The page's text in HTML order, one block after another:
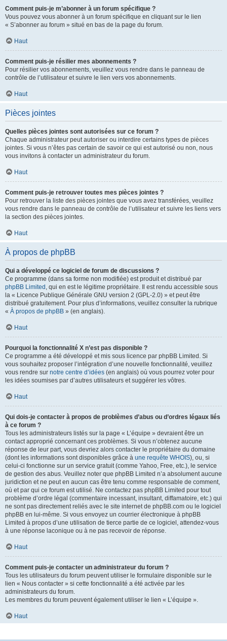
Comment puis-je m’abonner à un forum spécifique ?
Vous pouvez vous abonner à un forum spécifique en cliquant sur le lien
« S’abonner au forum » situé en bas de la page du forum.
Haut
Comment puis-je résilier mes abonnements ?
Pour résilier vos abonnements, veuillez vous rendre dans le panneau de
contrôle de l’utilisateur et suivre le lien vers vos abonnements.
Haut
Pièces jointes
Quelles pièces jointes sont autorisées sur ce forum ?
Chaque administrateur peut autoriser ou interdire certains types de pièces
jointes. Si vous n’êtes pas certain de savoir ce qui est autorisé ou non, nous
vous invitons à contacter un administrateur du forum.
Haut
Comment puis-je retrouver toutes mes pièces jointes ?
Pour retrouver la liste des pièces jointes que vous avez transférées, veuillez
vous rendre dans le panneau de contrôle de l’utilisateur et suivre les liens vers
la section des pièces jointes.
Haut
À propos de phpBB
Qui a développé ce logiciel de forum de discussions ?
Ce programme (dans sa forme non modifiée) est produit et distribué par
phpBB Limited , qui en est le légitime propriétaire. Il est rendu accessible sous
la « Licence Publique Générale GNU version 2 (GPL-2.0) » et peut être
distribué gratuitement. Pour plus d’informations, veuillez consulter la rubrique
« À propos de phpBB » (en anglais).
Haut
Pourquoi la fonctionnalité X n’est pas disponible ?
Ce programme a été développé et mis sous licence par phpBB Limited. Si
vous souhaitez proposer l’intégration d’une nouvelle fonctionnalité, veuillez
vous rendre sur notre centre d’idées (en anglais) où vous pourrez voter pour
les idées soumises par d’autres utilisateurs et suggérer les vôtres.
Haut
Qui dois-je contacter à propos de problèmes d’abus ou d’ordres légaux liés
à ce forum ?
Tous les administrateurs listés sur la page « L’équipe » devraient être un
contact approprié concernant ces problèmes. Si vous n’obtenez aucune
réponse de leur part, vous devriez alors contacter le propriétaire du domaine
(dont les informations sont disponibles grâce à une requête WHOIS), ou, si
celui-ci fonctionne sur un service gratuit (comme Yahoo, Free, etc.), le service
de gestion des abus. Veuillez noter que phpBB Limited n’a absolument aucune
juridiction et ne peut en aucun cas être tenu comme responsable de comment,
où et par qui ce forum est utilisé. Ne contactez pas phpBB Limited pour tout
problème d’ordre légal (commentaire incessant, insultant, diffamatoire, etc.) qui
ne sont pas directement reliés avec le site internet de phpBB.com ou le logiciel
phpBB en lui-même. Si vous envoyez un courrier électronique à phpBB
Limited à propos d’une utilisation de tierce partie de ce logiciel, attendez-vous
à une réponse laconique ou à ne pas recevoir de réponse.
Haut
Comment puis-je contacter un administrateur du forum ?
Tous les utilisateurs du forum peuvent utiliser le formulaire disponible sur le
lien « Nous contacter » si cette fonctionnalité a été activée par les
administrateurs du forum.
Les membres du forum peuvent également utiliser le lien « L’équipe ».
Haut